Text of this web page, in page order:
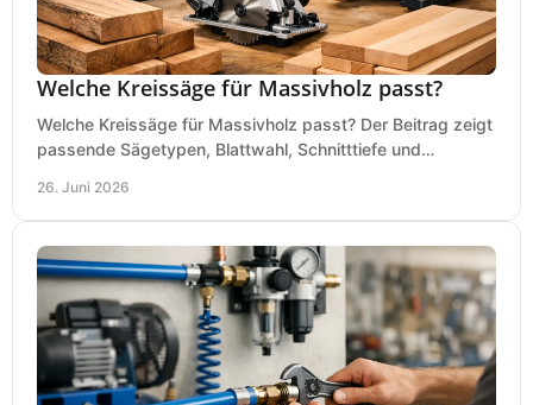
Welche Kreissäge für Massivholz passt?
Welche Kreissäge für Massivholz passt? Der Beitrag zeigt
passende Sägetypen, Blattwahl, Schnitttiefe und
26. Juni 2026